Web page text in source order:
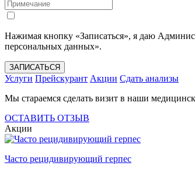
Нажимая кнопку «Записаться», я даю
персональных данных».
ЗАПИСАТЬСЯ
Услуги Прейскурант Акции Сдать анализы
Мы стараемся сделать визит в наши
ОСТАВИТЬ ОТЗЫВ
Акции
Часто рецидивирующий герпес